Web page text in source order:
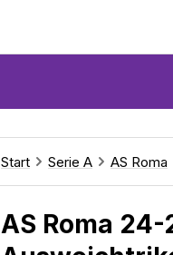
Start Serie A AS Roma
AS Roma